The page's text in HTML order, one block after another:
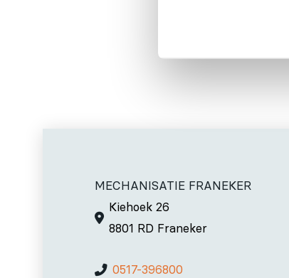
MECHANISATIE FRANEKER
Kiehoek 26
8801 RD Franeker
0517-396800